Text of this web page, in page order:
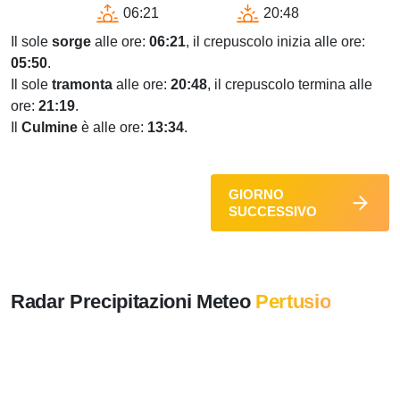
06:21
20:48
Il sole sorge alle ore: 06:21, il crepuscolo inizia alle ore:
05:50.
Il sole tramonta alle ore: 20:48, il crepuscolo termina alle
ore: 21:19.
Culmine è alle ore: 13:34.
GIORNO
SUCCESSIVO
Radar Precipitazioni Meteo Pertusio